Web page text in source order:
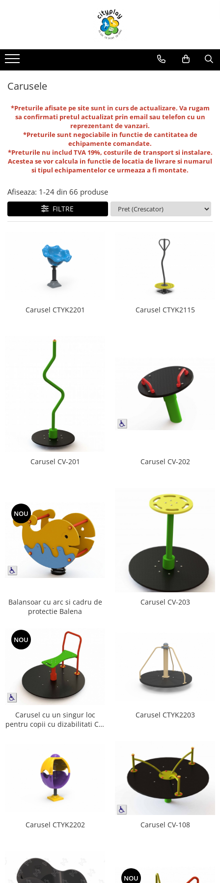
ECHIPAMENTE DE JOACA
Ansambluri de joaca
Balansoare
Echipamente de joaca pentru
interior
Casute pentru joaca
Tobogane
Educationale si interactive
Echipamente dinamice
Tiroliene
Trambuline
Echipamente de catarat
Trasee echilibristica
Echipamente tematice
Echipamente persoane cu
Echipament muzical
Skateboarding
Fotbal si Handbal
Tenis si Volei
Street Workout
Terenuri Multisport
Trasee Ninja
Echipamente fitness
Mese de jocuri
Cosuri de gunoi
Panouri pentru informare/Marcaje
Foisoare si pergole
Rastel Biciclete
Oferte echipamente de joaca Scoli
Oferte Constructori si Arhitecti
Oferte echipamente de joaca Crese
Oferte Autoritati locale
Oferte Dezvoltatori
Imobiliari/Spatii Rezidentiale
Oferte Invatamant
Oferte echipamente de joaca
Oferte Horeca
Oferte Personalizate
Loc de joaca - Gama Premium
Loc de joaca - Gama Economica
Propuneri de Amenajare Locuri de
Mari
Propuneri de Amenajare Locuri de
Joaca - Oferte pentru Localitati
Carusele
*Preturile afisate pe site sunt in curs de actualizare. Va rugam
sa confirmati pretul actualizat prin email sau telefon cu un
reprezentant de vanzari.
*Preturile sunt negociabile in functie de cantitatea de
echipamente comandate.
*Preturile nu includ TVA 19%, costurile de transport si instalare.
Acestea se vor calcula in functie de locatia de livrare si numarul
si tipul echipamentelor ce urmeaza a fi montate.
Afiseaza: 1-24 din 66 produse
FILTRE
Carusel CTYK2201 Carusel CTYK2115
Carusel CV-201 Carusel CV-202
NOU
Balansoar cu arc si cadru de
protectie Balena
Carusel CV-203
NOU
Carusel cu un singur loc
pentru copii cu dizabilitati CV-
Carusel CTYK2203
Carusel CTYK2202 Carusel CV-108
NOU